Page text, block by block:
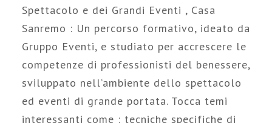
Spettacolo e dei Grandi Eventi , Casa
Sanremo : Un percorso formativo, ideato da
Gruppo Eventi, e studiato per accrescere le
competenze di professionisti del benessere,
sviluppato nell’ambiente dello spettacolo
ed eventi di grande portata. Tocca temi
interessanti come : tecniche specifiche di